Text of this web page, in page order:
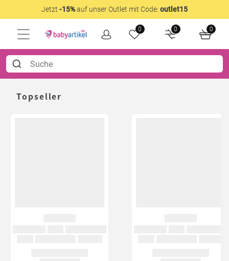
Jetzt -15%auf unser Outlet mit Code: outlet15
0 0 0
Topseller